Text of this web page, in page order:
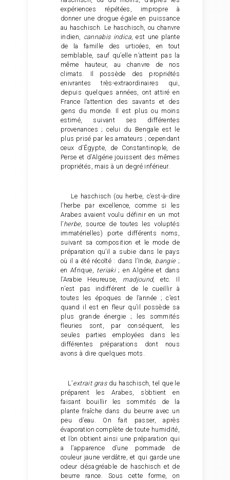
expériences répétées, impropre à
donner une drogue égale en puissance
au haschisch. Le haschisch, ou chanvre
indien, cannabis indica, est une plante
de la famille des urticées, en tout
semblable, sauf qu’elle n’atteint pas la
même hauteur, au chanvre de nos
climats. Il possède des propriétés
enivrantes très-extraordinaires qui,
depuis quelques années, ont attiré en
France l’attention des savants et des
gens du monde. Il est plus ou moins
estimé, suivant ses différentes
provenances ; celui du Bengale est le
plus prisé par les amateurs ; cependant
ceux d’Égypte, de Constantinople, de
Perse et d’Algérie jouissent des mêmes
propriétés, mais à un degré inférieur.
Le haschisch (ou herbe, c’est-à-dire
l’herbe par excellence, comme si les
Arabes avaient voulu définir en un mot
l’herbe , source de toutes les voluptés
immatérielles) porte différents noms,
suivant sa composition et le mode de
préparation qu’il a subie dans le pays
où il a été récolté : dans l’Inde, bangie ;
en Afrique, teriaki; en Algérie et dans
l’Arabie Heureuse, madjound, etc. Il
n’est pas indifférent de le cueillir à
toutes les époques de l’année ; c’est
quand il est en fleur qu’il possède sa
plus grande énergie ; les sommités
fleuries sont, par conséquent, les
seules parties employées dans les
différentes préparations dont nous
avons à dire quelques mots.
L’extrait grasdu haschisch, tel que le
préparent les Arabes, s’obtient en
faisant bouillir les sommités de la
plante fraîche dans du beurre avec un
peu d’eau. On fait passer, après
évaporation complète de toute humidité,
et l’on obtient ainsi une préparation qui
a l’apparence d’une pommade de
couleur jaune verdâtre, et qui garde une
odeur désagréable de haschisch et de
beurre rance. Sous cette forme, on